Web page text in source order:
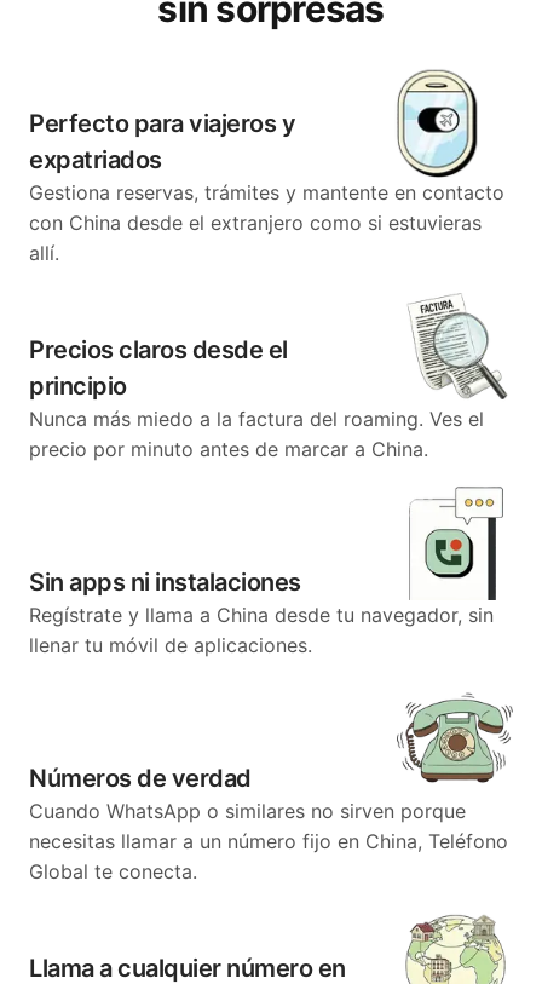
Perfecto para viajeros y
expatriados
Gestiona reservas, trámites y mantente en contacto
con China desde el extranjero como si estuvieras
allí.
Precios claros desde el
principio
Nunca más miedo a la factura del roaming. Ves el
precio por minuto antes de marcar a China.
Sin apps ni instalaciones
Regístrate y llama a China desde tu navegador, sin
llenar tu móvil de aplicaciones.
Números de verdad
Cuando WhatsApp o similares no sirven porque
necesitas llamar a un número fijo en China, Teléfono
Global te conecta.
Llama a cualquier número en